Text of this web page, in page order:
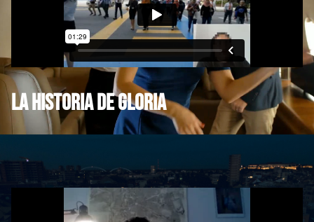
La historia de gloria